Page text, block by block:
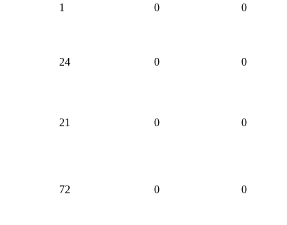
1 0 0
24 0 0
21 0 0
72 0 0